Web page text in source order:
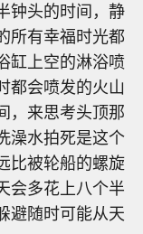
钟头的时间，静
所有幸福时光都
缸上空的淋浴喷
都会喷发的火山
，来思考头顶那
澡水拍死是这个
比被轮船的螺旋
会多花上八个半
避随时可能从天